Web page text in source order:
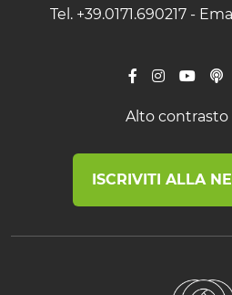
Tel. +39.0171.690217 -
Alto contrasto
ISCRIVITI ALLA